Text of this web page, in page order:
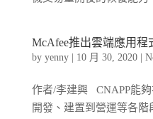
McAfee推出雲端應用程
by yenny| 10 月 30, 2020|
作者/李建興 CNAPP能
開發、建置到營運等各階